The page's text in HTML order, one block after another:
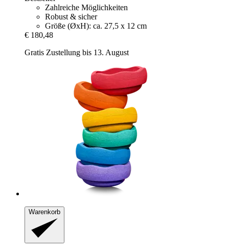
Zahlreiche Möglichkeiten
Robust & sicher
Größe (ØxH): ca. 27,5 x 12 cm
€ 180,48
Gratis Zustellung bis 13. August
Warenkorb